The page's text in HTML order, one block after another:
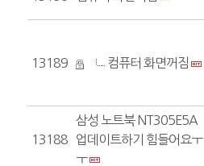
13189 컴퓨터 화면꺼짐
13188
삼성 노트북 NT305E5A
업데이트하기 힘들어요ㅜ
ㅜ